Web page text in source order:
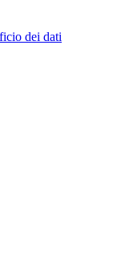
dei dati